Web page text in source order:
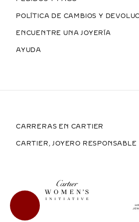
POLÍTICA DE CAMBIOS Y
ENCUENTRE UNA JOYERÍA
AYUDA
CARRERAS EN CARTIER
CARTIER, JOYERO RESPONSABLE